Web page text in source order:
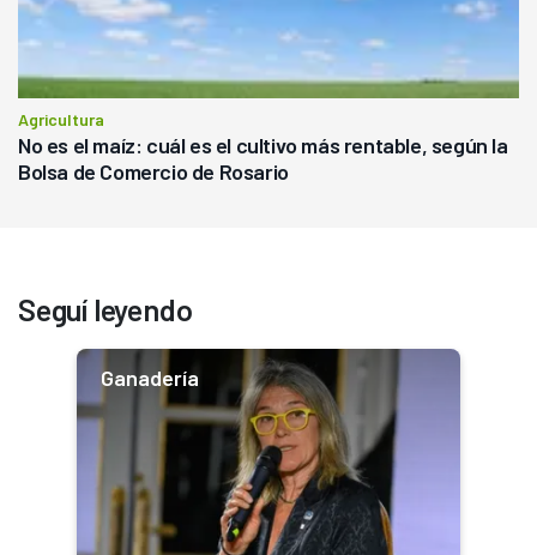
Agricultura
No es el maíz: cuál es el cultivo más rentable, según la
Bolsa de Comercio de Rosario
Seguí leyendo
Ganadería